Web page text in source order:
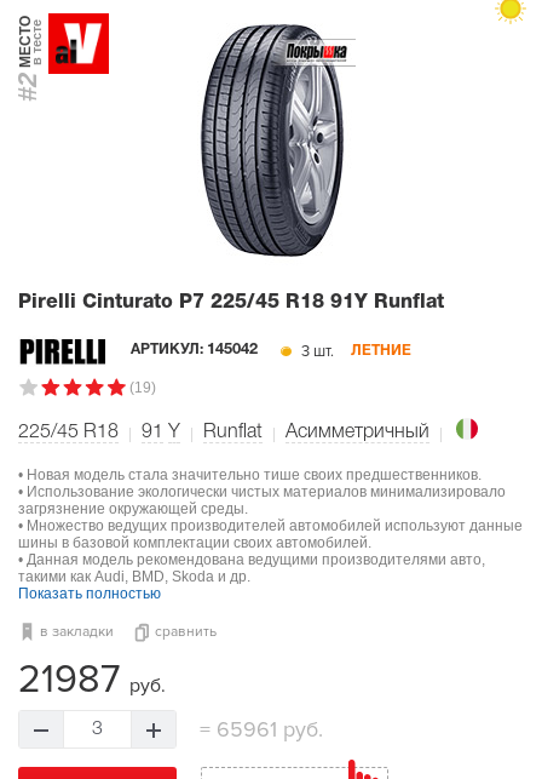
#2
МЕСТОв тесте
Pirelli Cinturato P7 225/45 R18 91Y Runflat
АРТИКУЛ: 145042 3 шт. ЛЕТНИЕ
(19)
225/45 R18 91 Y Runflat Асимметричный
• Новая модель стала значительно тише своих предшественников.
• Использование экологически чистых материалов минимализировало
загрязнение окружающей среды.
• Множество ведущих производителей автомобилей используют данные
шины в базовой комплектации своих автомобилей.
• Данная модель рекомендована ведущими производителями авто,
такими как Audi, BMD, Skoda и др.
Показать полностью
в закладки сравнить
21987 руб.
3 =65961 руб.